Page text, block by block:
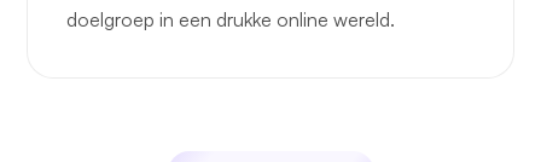
doelgroep in een drukke online wereld.